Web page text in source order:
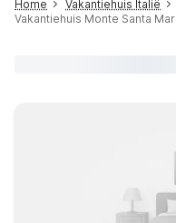
Home Vakantiehuis Italië
Vakantiehuis Monte Santa